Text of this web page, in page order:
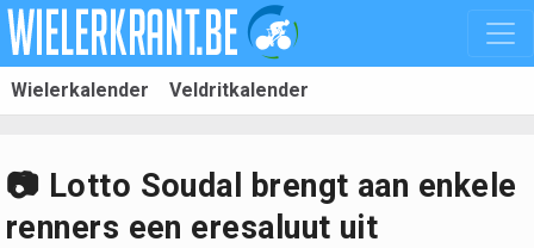
Wielerkalender Veldritkalender
📷 Lotto Soudal brengt aan enkele
renners een eresaluut uit